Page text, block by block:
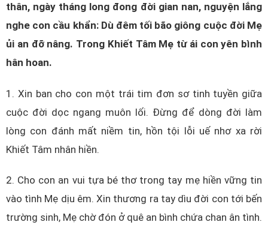
thân, ngày tháng long đong đời gian nan, nguyện lắng
nghe con cầu khẩn: Dù đêm tối bão giông cuộc đời Mẹ
ủi an đỡ nâng. Trong Khiết Tâm Mẹ từ ái con yên bình
hân hoan.
1. Xin ban cho con một trái tim đơn sơ tinh tuyền giữa
cuộc đời dọc ngang muôn lối. Đừng để dòng đời làm
lòng con đánh mất niềm tin, hồn tội lỗi uế nhơ xa rời
Khiết Tâm nhân hiền.
2. Cho con an vui tựa bé thơ trong tay mẹ hiền vững tin
vào tình Mẹ dịu êm. Xin thương ra tay dìu đời con tới bến
trường sinh, Mẹ chờ đón ở quê an bình chứa chan ân tình.